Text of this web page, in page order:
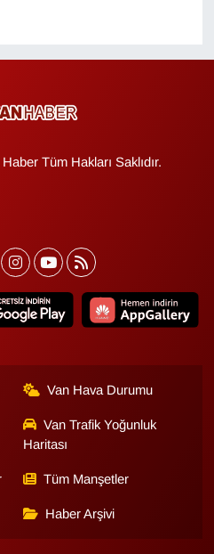
Tüm Hakları Saklıdır.
Van Hava Durumu
Van Trafik Yoğunluk
Haritası
Tüm Manşetler
Haber Arşivi